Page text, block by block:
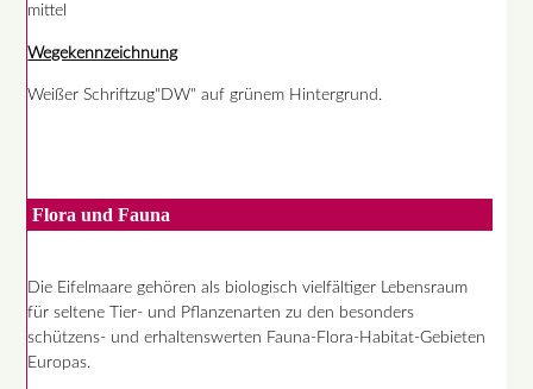
mittel
Wegekennzeichnung
Weißer Schriftzug"DW" auf grünem Hintergrund.
Flora und Fauna
Die Eifelmaare gehören als biologisch vielfältiger Lebensraum
für seltene Tier- und Pflanzenarten zu den besonders
schützens- und erhaltenswerten Fauna-Flora-Habitat-Gebieten
Europas.